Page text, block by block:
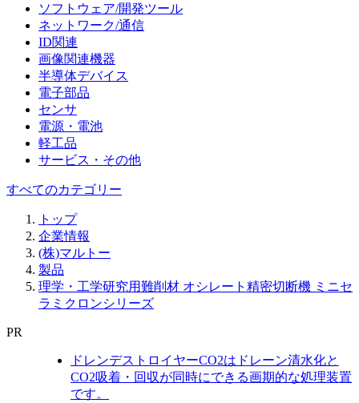
ソフトウェア/開発ツール
ネットワーク/通信
ID関連
画像関連機器
半導体デバイス
電子部品
センサ
電源・電池
軽工品
サービス・その他
すべてのカテゴリー
トップ
企業情報
(株)マルトー
製品
理学・工学研究用難削材 オシレート精密切断機 ミニセ
ラミクロンシリーズ
PR
ドレンデストロイヤーCO2はドレーン清水化と
CO2吸着・回収が同時にできる画期的な処理装置
です。